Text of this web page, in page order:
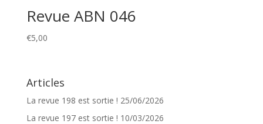
Revue ABN 046
€5,00
Articles
La revue 198 est sortie ! 25/06/2026
La revue 197 est sortie ! 10/03/2026